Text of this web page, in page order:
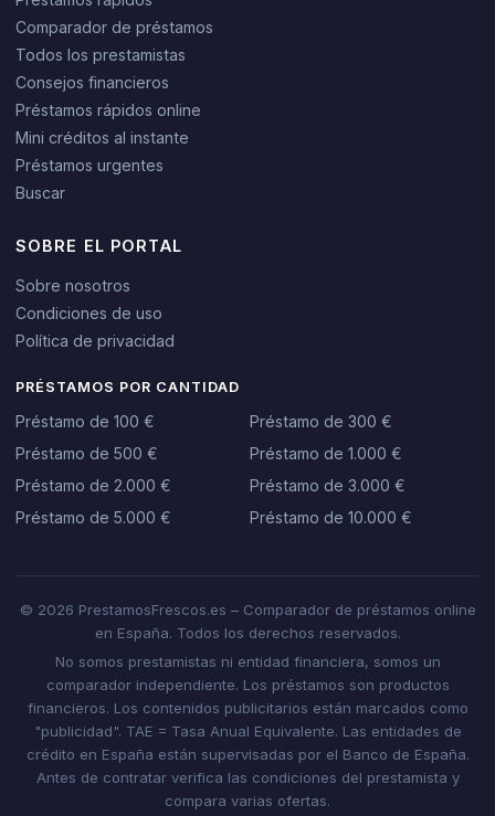
Comparador de préstamos
Todos los prestamistas
Consejos financieros
Préstamos rápidos online
Mini créditos al instante
Préstamos urgentes
Buscar
SOBRE EL PORTAL
Sobre nosotros
Condiciones de uso
Política de privacidad
PRÉSTAMOS POR CANTIDAD
Préstamo de 100 €
Préstamo de 300 €
Préstamo de 500 €
Préstamo de 1.000 €
Préstamo de 2.000 €
Préstamo de 3.000 €
Préstamo de 5.000 €
Préstamo de 10.000 €
© 2026 PrestamosFrescos.es – Comparador de préstamos online
en España. Todos los derechos reservados.
No somos prestamistas ni entidad financiera, somos un
comparador independiente. Los préstamos son productos
financieros. Los contenidos publicitarios están marcados como
"publicidad". TAE = Tasa Anual Equivalente. Las entidades de
crédito en España están supervisadas por el Banco de España.
Antes de contratar verifica las condiciones del prestamista y
compara varias ofertas.